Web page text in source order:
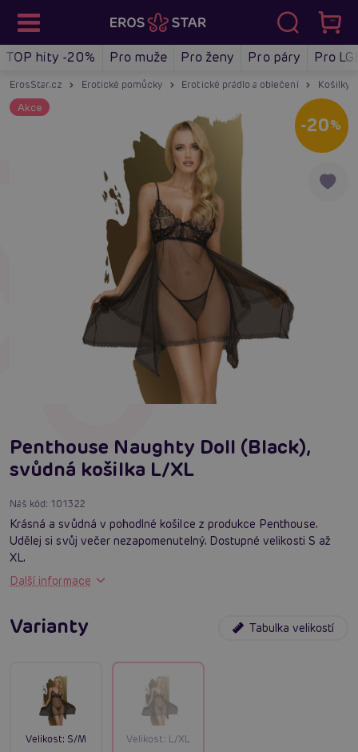
TOP hity -20% Pro muže Pro ženy Pro páry Pro
ErosStar.cz Erotické pomůcky Erotické prádlo a oblečení Košilky
Akce
-20%
Penthouse Naughty Doll (Black),
svůdná košilka L/XL
Náš kód: 101322
Krásná a svůdná v pohodlné košilce z produkce Penthouse.
Udělej si svůj večer nezapomenutelný. Dostupné velikosti S až
XL.
Další informace
Varianty Tabulka velikostí
Velikost: S/M Velikost: L/XL